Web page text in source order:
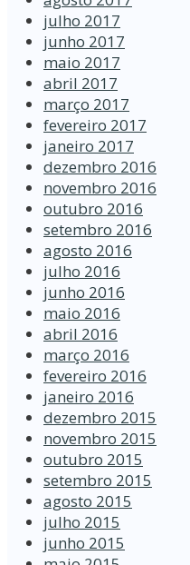
julho 2017
junho 2017
maio 2017
abril 2017
março 2017
fevereiro 2017
janeiro 2017
dezembro 2016
novembro 2016
outubro 2016
setembro 2016
agosto 2016
julho 2016
junho 2016
maio 2016
abril 2016
março 2016
fevereiro 2016
janeiro 2016
dezembro 2015
novembro 2015
outubro 2015
setembro 2015
agosto 2015
julho 2015
junho 2015